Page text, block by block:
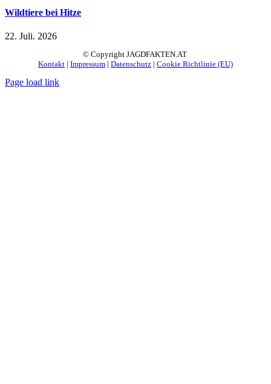
Wildtiere bei Hitze
22. Juli. 2026
© Copyright JAGDFAKTEN.AT
Kontakt | Impressum | Datenschutz | Cookie Richtlinie (EU)
Page load link